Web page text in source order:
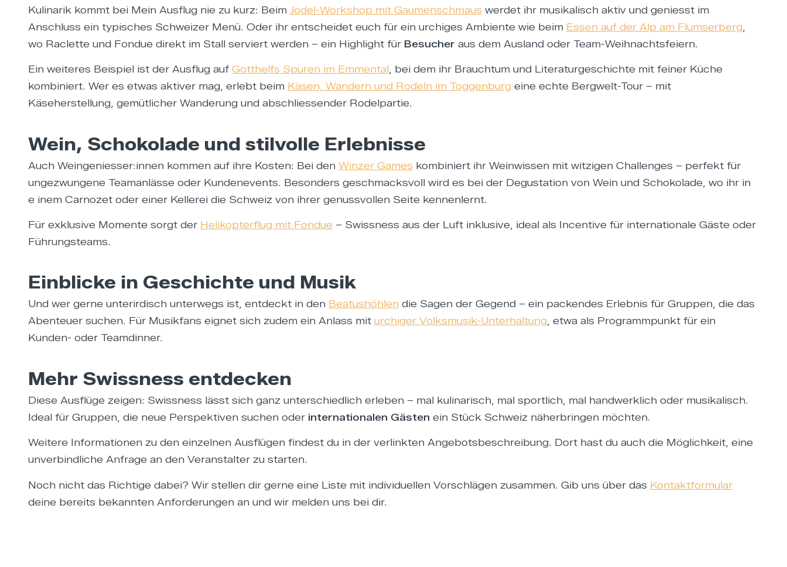
Kulinarik kommt bei Mein Ausflug nie zu kurz: Beim Jodel-Workshop mit Gaumenschmaus werdet ihr musikalisch aktiv und geniesst im
Anschluss ein typisches Schweizer Menü. Oder ihr entscheidet euch für ein urchiges Ambiente wie beim Essen auf der Alp am Flumserberg
wo Raclette und Fondue direkt im Stall serviert werden – ein Highlight für Besucher aus dem Ausland oder Team-Weihnachtsfeiern.
Ein weiteres Beispiel ist der Ausflug auf Gotthelfs Spuren im Emmental, bei dem ihr Brauchtum und Literaturgeschichte mit feiner Küche
kombiniert. Wer es etwas aktiver mag, erlebt beim Käsen, Wandern und Rodeln im Toggenburg eine echte Bergwelt-Tour – mit
Käseherstellung, gemütlicher Wanderung und abschliessender Rodelpartie.
Wein, Schokolade und stilvolle Erlebnisse
Auch Weingeniesser:innen kommen auf ihre Kosten: Bei den Winzer Games kombiniert ihr Weinwissen mit witzigen Challenges – perfekt für
ungezwungene Teamanlässe oder Kundenevents. Besonders geschmacksvoll wird es bei der Degustation von Wein und Schokolade, wo ihr in
e inem Carnozet oder einer Kellerei die Schweiz von ihrer genussvollen Seite kennenlernt.
Für exklusive Momente sorgt der Helikopterflug mit Fondue – Swissness aus der Luft inklusive, ideal als Incentive für internationale Gäste oder
Führungsteams.
Einblicke in Geschichte und Musik
Und wer gerne unterirdisch unterwegs ist, entdeckt in den Beatushöhlen die Sagen der Gegend – ein packendes Erlebnis für Gruppen, die das
Abenteuer suchen. Für Musikfans eignet sich zudem ein Anlass mit urchiger Volksmusik-Unterhaltung, etwa als Programmpunkt für ein
Kunden- oder Teamdinner.
Mehr Swissness entdecken
Diese Ausflüge zeigen: Swissness lässt sich ganz unterschiedlich erleben – mal kulinarisch, mal sportlich, mal handwerklich oder musikalisch.
Ideal für Gruppen, die neue Perspektiven suchen oder internationalen Gästen ein Stück Schweiz näherbringen möchten.
Weitere Informationen zu den einzelnen Ausflügen findest du in der verlinkten Angebotsbeschreibung. Dort hast du auch die Möglichkeit, eine
unverbindliche Anfrage an den Veranstalter zu starten.
Noch nicht das Richtige dabei? Wir stellen dir gerne eine Liste mit individuellen Vorschlägen zusammen. Gib uns über das Kontaktformular
deine bereits bekannten Anforderungen an und wir melden uns bei dir.